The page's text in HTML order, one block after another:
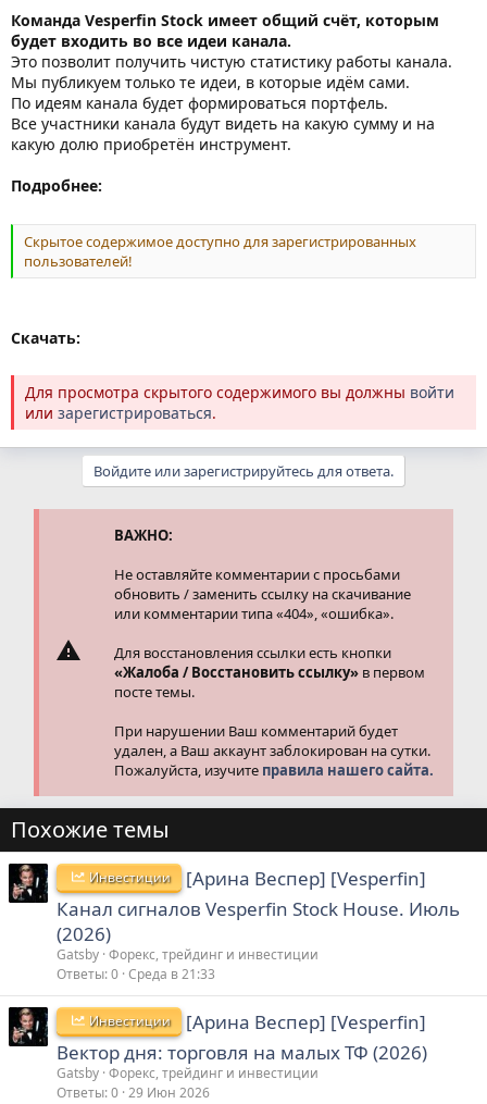
Команда Vesperfin Stock имеет общий счёт, которым
будет входить во все идеи канала.
Это позволит получить чистую статистику работы канала.
Мы публикуем только те идеи, в которые идём сами.
По идеям канала будет формироваться портфель.
Все участники канала будут видеть на какую сумму и на
какую долю приобретён инструмент.
Подробнее:
Скрытое содержимое доступно для зарегистрированных
пользователей!
Скачать:
Для просмотра скрытого содержимого вы должны войти
или зарегистрироваться.
Войдите или зарегистрируйтесь для ответа.
ВАЖНО:
Не оставляйте комментарии с просьбами
обновить / заменить ссылку на скачивание
или комментарии типа «404», «ошибка».
Для восстановления ссылки есть кнопки
«Жалоба / Восстановить ссылку» в первом
посте темы.
При нарушении Ваш комментарий будет
удален, а Ваш аккаунт заблокирован на сутки.
Пожалуйста, изучите правила нашего сайта.
Похожие темы
Инвестиции
[Арина Веспер] [Vesperfin]
Канал сигналов Vesperfin Stock House. Июль
(2026)
Gatsby Форекс, трейдинг и инвестиции
Ответы 0 Среда в 21:33
Инвестиции
[Арина Веспер] [Vesperfin]
Вектор дня: торговля на малых ТФ (2026)
Gatsby Форекс, трейдинг и инвестиции
Ответы 0 29 Июн 2026